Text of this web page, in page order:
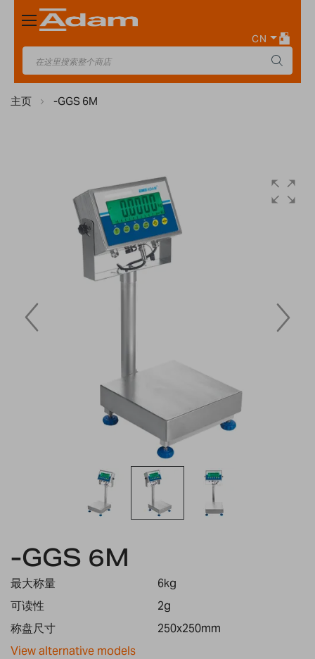
Toggle
Nav
CN
主页 -GGS 6M
the
of
the
images
gallery
-GGS 6M
最大称量
6kg
可读性
2g
称盘尺寸
250x250mm
View alternative models